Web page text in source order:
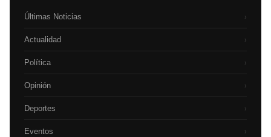
Últimas Noticias ›
Actualidad ›
Política ›
Opinión ›
Deportes ›
Eventos ›